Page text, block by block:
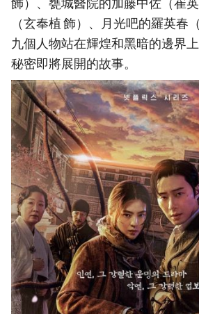
飾）、甕城醫院的加藤中佐（崔
（玄奉植 飾）、月光吧的羅英春
九個人物站在輝煌和黑暗的邊界
秘密即將展開的故事。